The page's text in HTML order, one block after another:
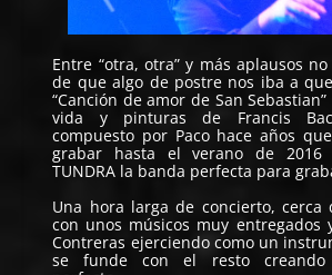
Entre “otra, otra” y más aplausos
de que algo de postre nos iba a
“Canción de amor de San
vida y pinturas de Francis
compuesto por Paco hace años
grabar hasta el verano de
TUNDRA la banda perfecta para
Una hora larga de concierto, cerca
con unos músicos muy entregados
Contreras ejerciendo como un
se funde con el resto creando